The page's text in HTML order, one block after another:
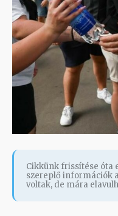
Cikkünk frissítése óta
szereplő információk
voltak, de mára